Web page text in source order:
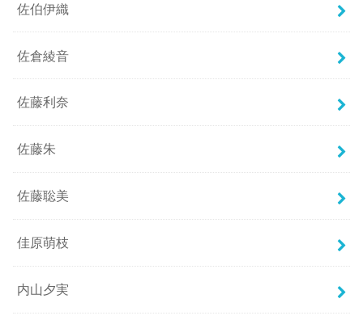
佐伯伊織
佐倉綾音
佐藤利奈
佐藤朱
佐藤聡美
佳原萌枝
内山夕実